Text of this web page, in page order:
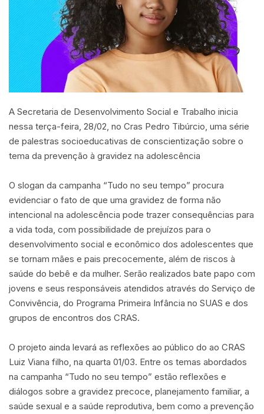
A Secretaria de Desenvolvimento Social e Trabalho inicia
nessa terça-feira, 28/02, no Cras Pedro Tibúrcio, uma série
de palestras socioeducativas de conscientização sobre o
tema da prevenção à gravidez na adolescência
O slogan da campanha “Tudo no seu tempo” procura
evidenciar o fato de que uma gravidez de forma não
intencional na adolescência pode trazer consequências para
a vida toda, com possibilidade de prejuízos para o
desenvolvimento social e econômico dos adolescentes que
se tornam mães e pais precocemente, além de riscos à
saúde do bebê e da mulher. Serão realizados bate papo com
jovens e seus responsáveis atendidos através do Serviço de
Convivência, do Programa Primeira Infância no SUAS e dos
grupos de encontros dos CRAS.
O projeto ainda levará as reflexões ao público do ao CRAS
Luiz Viana filho, na quarta 01/03. Entre os temas abordados
na campanha “Tudo no seu tempo” estão reflexões e
diálogos sobre a gravidez precoce, planejamento familiar, a
saúde sexual e a saúde reprodutiva, bem como a prevenção